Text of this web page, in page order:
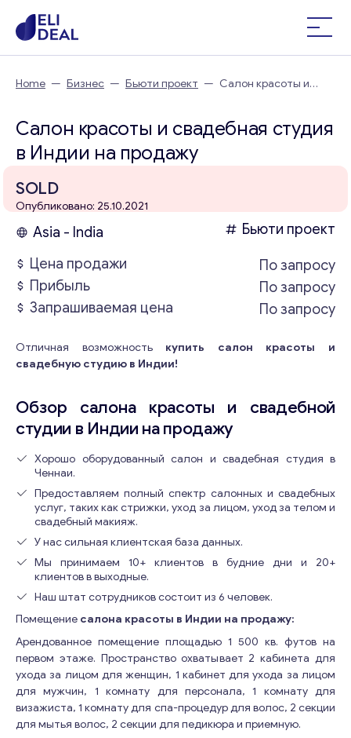
Home — Бизнес — Бьюти проект — Салон красоты и
Салон красоты и свадебная студия
в Индии на продажу
SOLD
Опубликовано: 25.10.2021
Asia - India
Бьюти проект
Цена продажи
По запросу
Прибыль
По запросу
Запрашиваемая цена
По запросу
Отличная возможность купить салон красоты и
свадебную студию в Индии!
Обзор салона красоты и свадебной
студии в Индии на продажу
Хорошо оборудованный салон и свадебная студия в
Ченнаи.
Предоставляем полный спектр салонных и свадебных
услуг, таких как стрижки, уход за лицом, уход за телом и
свадебный макияж.
У нас сильная клиентская база данных.
Мы принимаем 10+ клиентов в будние дни и 20+
клиентов в выходные.
Наш штат сотрудников состоит из 6 человек.
Помещение салона красоты в Индии на продажу:
Арендованное помещение площадью 1 500 кв. футов на
первом этаже. Пространство охватывает 2 кабинета для
ухода за лицом для женщин, 1 кабинет для ухода за лицом
для мужчин, 1 комнату для персонала, 1 комнату для
визажиста, 1 комнату для спа-процедур для волос, 2 секции
для мытья волос, 2 секции для педикюра и приемную.